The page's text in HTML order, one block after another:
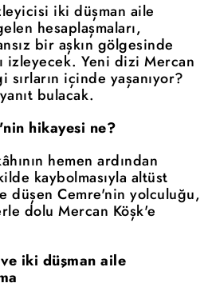
iki düşman aile
hesaplaşmaları,
bir aşkın gölgesinde
izleyecek. Yeni dizi Mercan
sırların içinde yaşanıyor?
bulacak.
hikayesi ne?
hemen ardından
kaybolmasıyla altüst
düşen Cemre'nin yolculuğu,
dolu Mercan Köşk'e
ve iki düşman aile